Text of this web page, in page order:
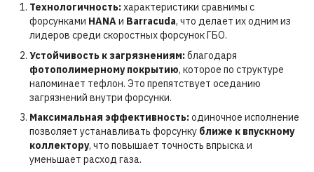
Технологичность:характеристики сравнимы с
форсунками HANAи Barracuda, что делает их одним из
лидеров среди скоростных форсунок ГБО.
Устойчивость к загрязнениям:благодаря
фотополимерному покрытию, которое по структуре
напоминает тефлон. Это препятствует оседанию
загрязнений внутри форсунки.
Максимальная эффективность:одиночное исполнение
позволяет устанавливать форсунку ближе к впускному
коллектору, что повышает точность впрыска и
уменьшает расход газа.